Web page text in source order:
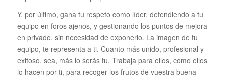
Y, por último, gana tu respeto como líder, defendiendo a tu
equipo en foros ajenos, y gestionando los puntos de mejora
en privado, sin necesidad de exponerlo. La imagen de tu
equipo, te representa a ti. Cuanto más unido, profesional y
exitoso, sea, más lo serás tu. Trabaja para ellos, como ellos
lo hacen por ti, para recoger los frutos de vuestra buena